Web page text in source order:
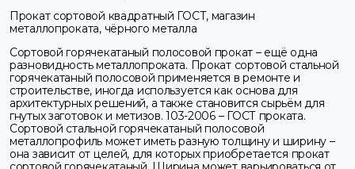
Прокат сортовой квадратный ГОСТ, магазин
металлопроката, чёрного металла
Сортовой горячекатаный полосовой прокат – ещё одна
разновидность металлопроката. Прокат сортовой стальной
горячекатаный полосовой применяется в ремонте и
строительстве, иногда используется как основа для
архитектурных решений, а также становится сырьём для
гнутых заготовок и метизов. 103-2006 – ГОСТ проката.
Сортовой стальной горячекатаный полосовой
металлопрофиль может иметь разную толщину и ширину –
она зависит от целей, для которых приобретается прокат